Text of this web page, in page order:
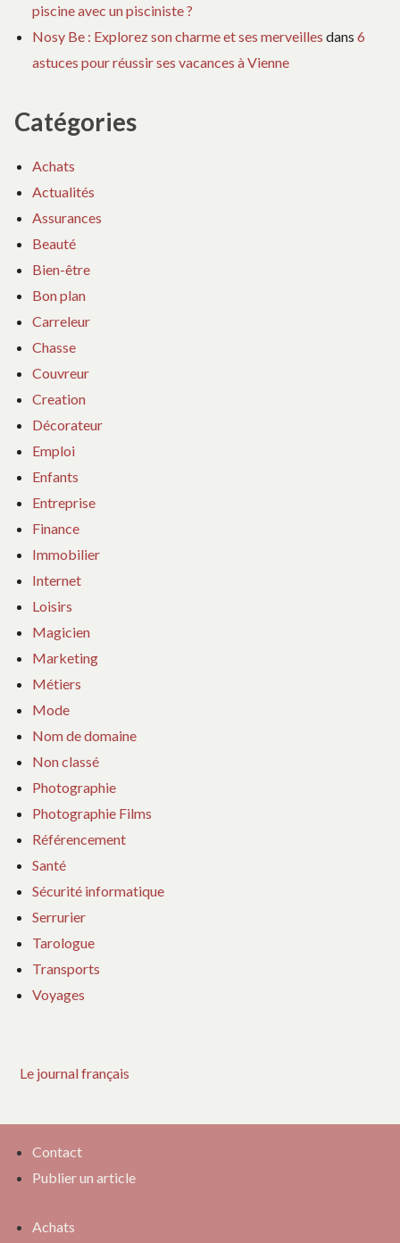
piscine avec un pisciniste ?
Nosy Be : Explorez son charme et ses merveilles dans 6
astuces pour réussir ses vacances à Vienne
Catégories
Achats
Actualités
Assurances
Beauté
Bien-être
Bon plan
Carreleur
Chasse
Couvreur
Creation
Décorateur
Emploi
Enfants
Entreprise
Finance
Immobilier
Internet
Loisirs
Magicien
Marketing
Métiers
Mode
Nom de domaine
Non classé
Photographie
Photographie Films
Référencement
Santé
Sécurité informatique
Serrurier
Tarologue
Transports
Voyages
Le journal français
Contact
Publier un article
Achats